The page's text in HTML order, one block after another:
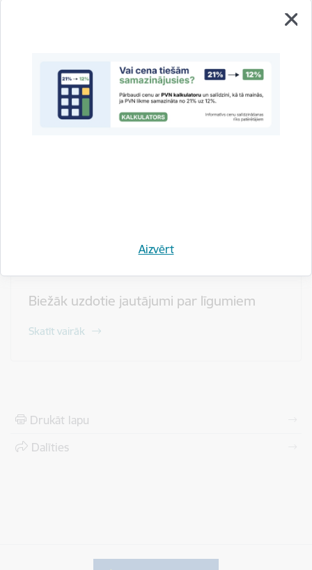
Aizvērt
Par apbedīšanas pakalpojumu līgumiem
Skatīt vairāk
Biežāk uzdotie jautājumi par līgumiem
Skatīt vairāk
Drukāt lapu
Dalīties